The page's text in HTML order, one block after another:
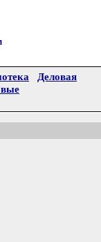
Деловая